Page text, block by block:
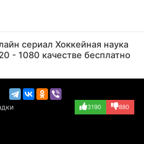
сериал Хоккейная наука
- 1080 качестве бесплатно
3190 880